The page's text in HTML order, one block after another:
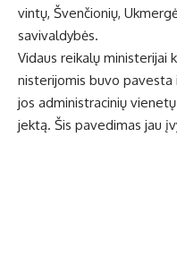
vin­tų, Šven­čio­nių,
sa­vi­val­dy­bės.
Vi­daus rei­ka­lų mi­nis­te­ri­jai
nis­te­ri­jo­mis bu­vo
jos ad­mi­nist­ra­ci­nių
jek­tą. Šis pa­ve­di­mas jau